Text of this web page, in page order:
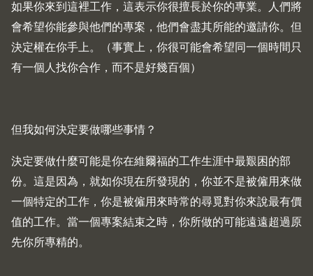
如果你來到這裡工作，這表示你很擅長於你的專業。人們將
會希望你能參與他們的專案，他們會盡其所能的邀請你。但
決定權在你手上。（事實上，你很可能會希望同一個時間只
有一個人找你合作，而不是好幾百個）
但我如何決定要做哪些事情？
決定要做什麼可能是你在維爾福的工作生涯中最艱困的部
份。這是因為，就如你現在所發現的，你並不是被僱用來做
一個特定的工作，你是被僱用來時常的尋覓對你來說最有價
值的工作。當一個專案結束之時，你所做的可能遠遠超過原
先你所專精的。